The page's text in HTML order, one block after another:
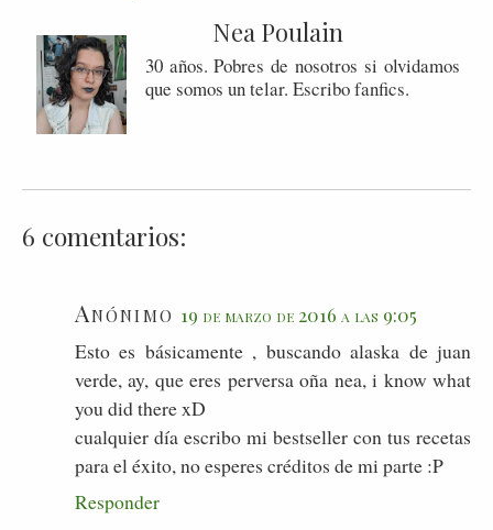
Nea Poulain
30 años. Pobres de nosotros si olvidamos
que somos un telar. Escribo fanfics.
6 comentarios:
Anónimo 19 de marzo de 2016 a las 9:05
Esto es básicamente , buscando alaska de juan
verde, ay, que eres perversa oña nea, i know what
you did there xD
cualquier día escribo mi bestseller con tus recetas
para el éxito, no esperes créditos de mi parte :P
Responder